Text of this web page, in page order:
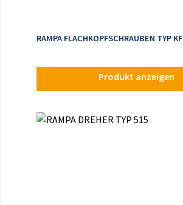
RAMPA FLACHKOPFSCHRAUBEN TYP KF
Produkt anzeigen